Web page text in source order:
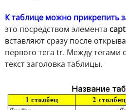
К таблице можно прикрепить
это посредством элемента
вставляют сразу после
первого тега tr. Между тегами
текст заголовка таблицы.